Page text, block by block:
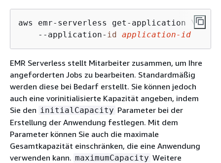
aws emr-serverless get-application \
    --application-
id application- id
EMR Serverless stellt Mitarbeiter zusammen, um Ihre
angeforderten Jobs zu bearbeiten. Standardmäßig
werden diese bei Bedarf erstellt. Sie können jedoch
auch eine vorinitialisierte Kapazität angeben, indem
Sie den initialCapacity Parameter bei der
Erstellung der Anwendung festlegen. Mit dem
Parameter können Sie auch die maximale
Gesamtkapazität einschränken, die eine Anwendung
verwenden kann. maximumCapacity Weitere